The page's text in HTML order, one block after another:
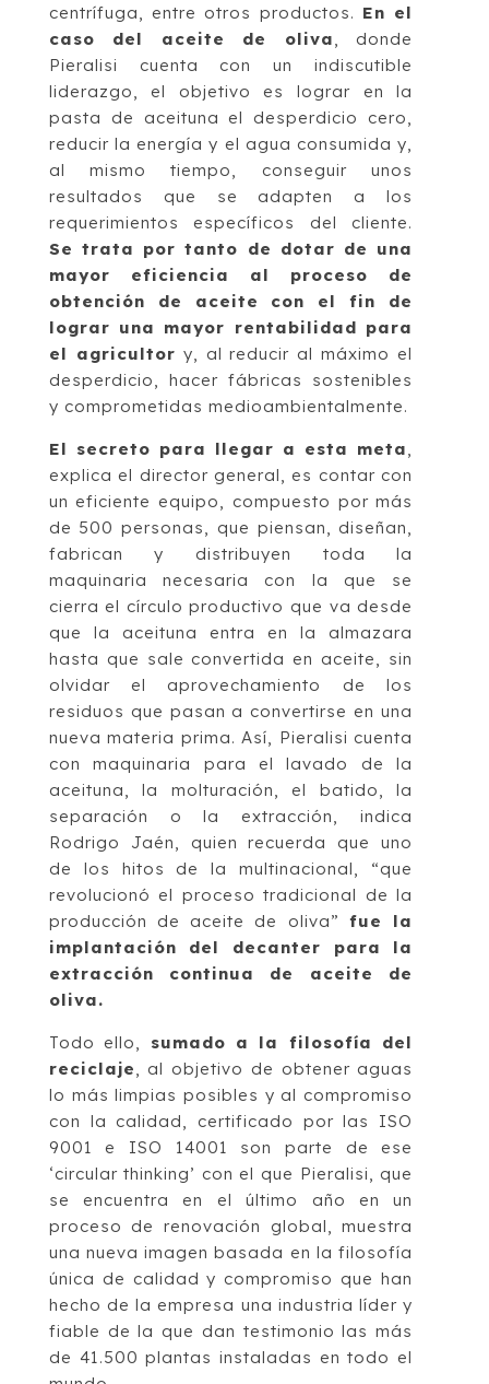
centrífuga, entre otros productos. En el
caso del aceite de oliva, donde
Pieralisi cuenta con un indiscutible
liderazgo, el objetivo es lograr en la
pasta de aceituna el desperdicio cero,
reducir la energía y el agua consumida y,
al mismo tiempo, conseguir unos
resultados que se adapten a los
requerimientos específicos del cliente.
Se trata por tanto de dotar de una
mayor eficiencia al proceso de
obtención de aceite con el fin de
lograr una mayor rentabilidad para
el agricultor y, al reducir al máximo el
desperdicio, hacer fábricas sostenibles
y comprometidas medioambientalmente.
El secreto para llegar a esta meta,
explica el director general, es contar con
un eficiente equipo, compuesto por más
de 500 personas, que piensan, diseñan,
fabrican y distribuyen toda la
maquinaria necesaria con la que se
cierra el círculo productivo que va desde
que la aceituna entra en la almazara
hasta que sale convertida en aceite, sin
olvidar el aprovechamiento de los
residuos que pasan a convertirse en una
nueva materia prima. Así, Pieralisi cuenta
con maquinaria para el lavado de la
aceituna, la molturación, el batido, la
separación o la extracción, indica
Rodrigo Jaén, quien recuerda que uno
de los hitos de la multinacional, “que
revolucionó el proceso tradicional de la
producción de aceite de oliva” fue la
implantación del decanter para la
extracción continua de aceite de
oliva.
Todo ello, sumado a la filosofía del
reciclaje, al objetivo de obtener aguas
lo más limpias posibles y al compromiso
con la calidad, certificado por las ISO
9001 e ISO 14001 son parte de ese
‘circular thinking’ con el que Pieralisi, que
se encuentra en el último año en un
proceso de renovación global, muestra
una nueva imagen basada en la filosofía
única de calidad y compromiso que han
hecho de la empresa una industria líder y
fiable de la que dan testimonio las más
de 41.500 plantas instaladas en todo el